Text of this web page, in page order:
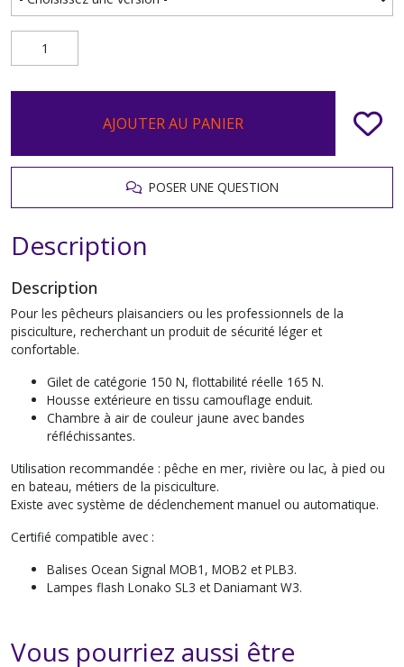
AJOUTER AU PANIER
POSER UNE QUESTION
Description
Description
Pour les pêcheurs plaisanciers ou les professionnels de la
pisciculture, recherchant un produit de sécurité léger et
confortable.
Gilet de catégorie 150 N, flottabilité réelle 165 N.
Housse extérieure en tissu camouflage enduit.
Chambre à air de couleur jaune avec bandes
réfléchissantes.
Utilisation recommandée : pêche en mer, rivière ou lac, à pied ou
en bateau, métiers de la pisciculture.
Existe avec système de déclenchement manuel ou automatique.
Certifié compatible avec :
Balises Ocean Signal MOB1, MOB2 et PLB3.
Lampes flash Lonako SL3 et Daniamant W3.
Vous pourriez aussi être